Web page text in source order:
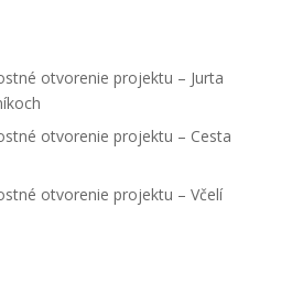
otvorenie projektu – Jurta
otvorenie projektu – Cesta
otvorenie projektu – Včelí